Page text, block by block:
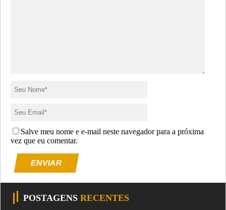
Salve meu nome e e-mail neste navegador para a próxima
vez que eu comentar.
ENVIAR
POSTAGENS RECENTES